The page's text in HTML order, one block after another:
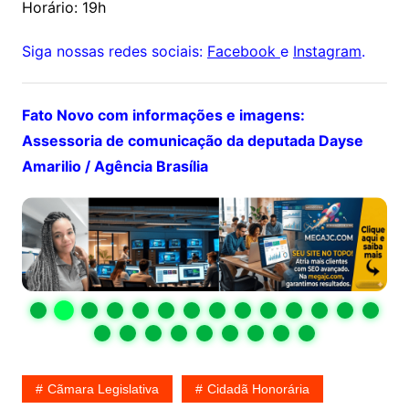
Horário: 19h
Siga nossas redes sociais: Facebook e Instagram.
Fato Novo com informações e imagens:
Assessoria de comunicação da deputada Dayse
Amarilio / Agência Brasília
Cãmara Legislativa Cidadã Honorária